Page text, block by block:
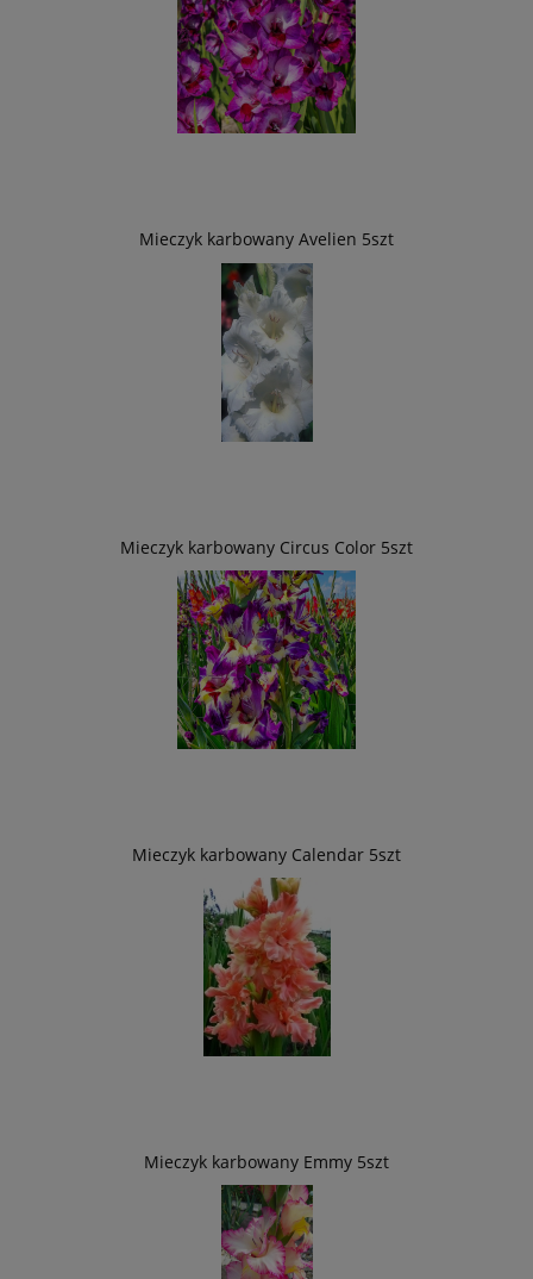
Mieczyk karbowany Avelien 5szt
Mieczyk karbowany Circus Color 5szt
Mieczyk karbowany Calendar 5szt
Mieczyk karbowany Emmy 5szt